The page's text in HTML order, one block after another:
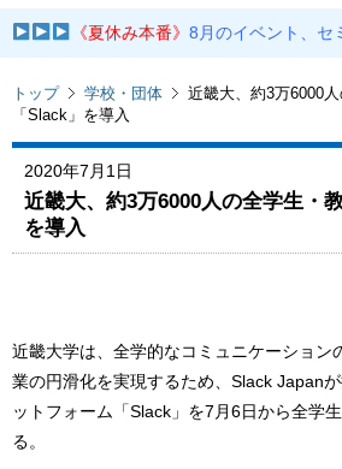
《夏休み本番》8月のイベント、セ
トップ 学校・団体
近畿大、約3万6000
「Slack」を導入
2020年7月1日
近畿大、約3万6000人の全学生・
を導入
近畿大学は、全学的なコミュニケーション
業の円滑化を実現するため、Slack Japan
ットフォーム「Slack」を7月6日から全学
る。